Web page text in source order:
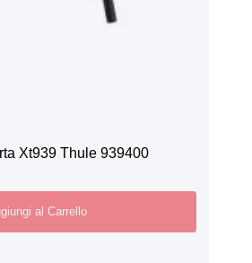
Xt939 Thule 939400
al Carrello